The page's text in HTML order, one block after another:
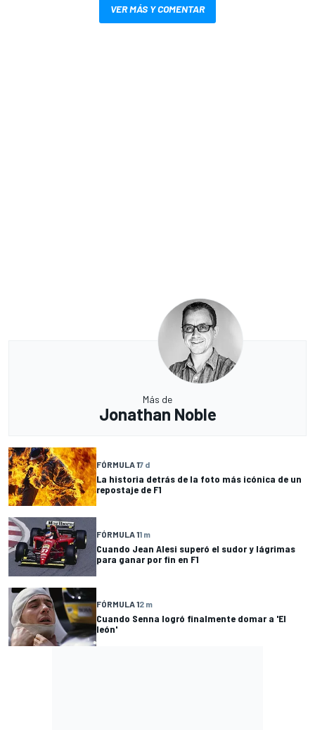
VER MÁS Y COMENTAR
Más de
Jonathan Noble
FÓRMULA 17 d
La historia detrás de la foto más icónica de un
repostaje de F1
FÓRMULA 11 m
Cuando Jean Alesi superó el sudor y lágrimas
para ganar por fin en F1
FÓRMULA 12 m
Cuando Senna logró finalmente domar a 'El
león'